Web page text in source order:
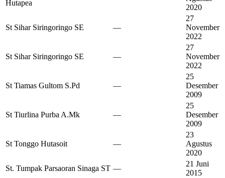
Hutapea
2020
St Sihar Siringoringo SE —
27
November
2022
St Sihar Siringoringo SE —
27
November
2022
St Tiamas Gultom S.Pd —
25
Desember
2009
St Tiurlina Purba A.Mk —
25
Desember
2009
St Tonggo Hutasoit —
23
Agustus
2020
St. Tumpak Parsaoran Sinaga ST —
21 Juni
2015